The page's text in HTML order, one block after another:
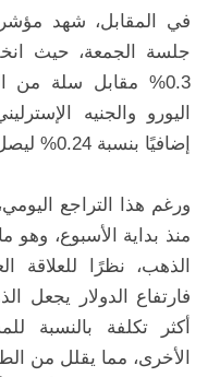
في المقابل، شهد مؤشر
0.3% مقابل سلة من
اليورو والجنيه
إضافيًا بنسبة 0.24% ليصل إلى 98.36.
منذ بداية الأسبوع،
الذهب، نظرًا للعلاقة
فارتفاع الدولار يجعل
أكثر تكلفة بالنسبة
الأخرى، مما يقلل من